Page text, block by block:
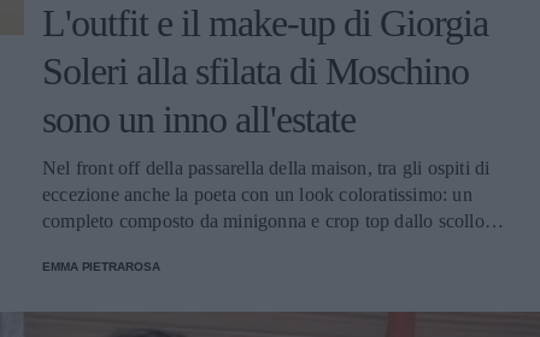
L'outfit e il make-up di Giorgia
Soleri alla sfilata di Moschino
sono un inno all'estate
Nel front off della passarella della maison, tra gli ospiti di
eccezione anche la poeta con un look coloratissimo: un
completo composto da minigonna e crop top dallo scollo
raffiguranti animali e ricami con perline e pailettes fatti a
EMMA PIETRAROSA